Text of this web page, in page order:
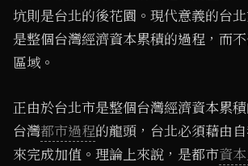
坑則是台北的後花園。現代意義的台
是整個台灣經濟資本累積的過程，而
區域。
正由於台北市是整個台灣經濟資本累
台灣都市過程的龍頭，台北必須藉由
來完成加值。理論上來說，是都市資